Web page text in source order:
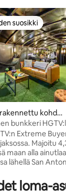
5, 102
suosikkien
suosikki
rakennettu kohde
Adkins
bunkkeri
Extreme
Majoitu
maan alla
lähellä San
tarjoaa klassisia
jossa
loma-